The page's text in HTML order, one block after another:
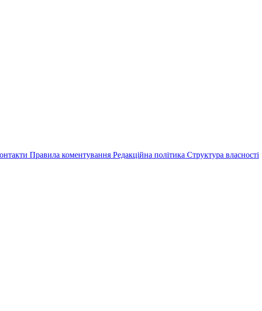
Правила коментування Редакційна політика Структура власності